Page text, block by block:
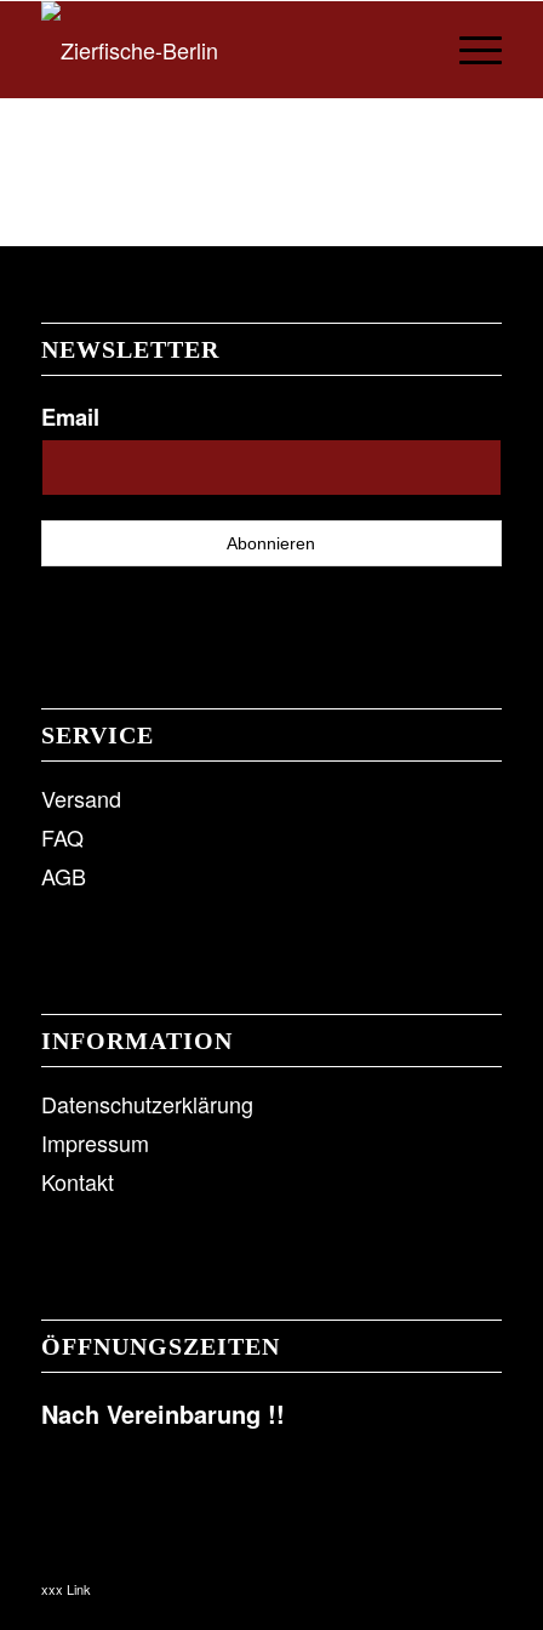
NEWSLETTER
Email
SERVICE
Versand
FAQ
AGB
INFORMATION
Datenschutzerklärung
Impressum
Kontakt
ÖFFNUNGSZEITEN
Nach Vereinbarung !!
xxx Link